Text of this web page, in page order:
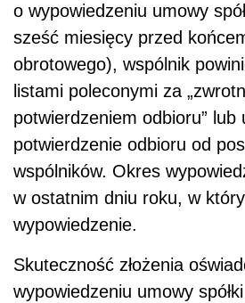
o wypowiedzeniu umowy
sześć miesięcy przed
obrotowego), wspólnik
listami poleconymi za
potwierdzeniem odbioru” lub
potwierdzenie odbioru od
wspólników. Okres
w ostatnim dniu roku, w
wypowiedzenie.
Skuteczność złożenia
wypowiedzeniu umowy